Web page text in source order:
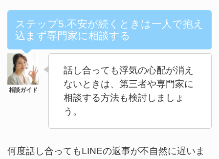
ステップ5.不安が続くときは一人で抱え
込まず専門家に相談する
話し合っても浮気の心配が消え
ないときは、第三者や専門家に
相談する方法も検討しましょ
う。
何度話し合ってもLINEの返事が不自然に遅いま